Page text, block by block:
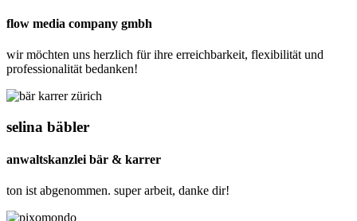
flow media company gmbh
wir möchten uns herzlich für ihre erreichbarkeit, flexibilität und
professionalität bedanken!
selina bäbler
anwaltskanzlei bär & karrer
ton ist abgenommen. super arbeit, danke dir!